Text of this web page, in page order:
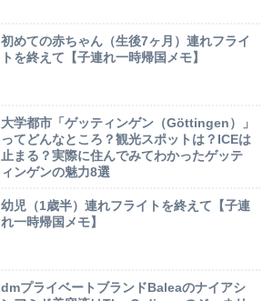
初めての赤ちゃん（生後7ヶ月）連れフライ
トを終えて【子連れ一時帰国メモ】
大学都市「ゲッティンゲン（Göttingen）」
ってどんなところ？観光スポットは？ICEは
止まる？実際に住んでみてわかったゲッテ
ィンゲンの魅力8選
幼児（1歳半）連れフライトを終えて【子連
れ一時帰国メモ】
dmプライベートブランドBaleaのナイアシ